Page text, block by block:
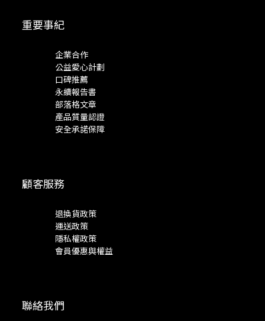
重要事紀
企業合作
公益愛心計劃
口碑推薦
永續報告書
部落格文章
產品質量認證
安全承諾保障
顧客服務
退換貨政策
運送政策
隱私權政策
會員優惠與權益
聯絡我們